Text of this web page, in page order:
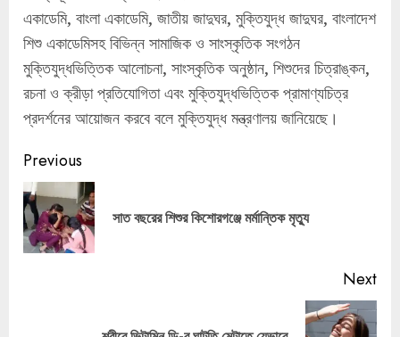
একাডেমি, বাংলা একাডেমি, জাতীয় জাদুঘর, মুক্তিযুদ্ধ জাদুঘর, বাংলাদেশ
শিশু একাডেমিসহ বিভিন্ন সামাজিক ও সাংস্কৃতিক সংগঠন
মুক্তিযুদ্ধভিত্তিক আলোচনা, সাংস্কৃতিক অনুষ্ঠান, শিশুদের চিত্রাঙ্কন,
রচনা ও ক্রীড়া প্রতিযোগিতা এবং মুক্তিযুদ্ধভিত্তিক প্রামাণ্যচিত্র
প্রদর্শনের আয়োজন করবে বলে মুক্তিযুদ্ধ মন্ত্রণালয় জানিয়েছে।
Continue
Reading
Previous
সাত বছরের শিশুর কিশোরগঞ্জে মর্মান্তিক মৃত্যু
Next